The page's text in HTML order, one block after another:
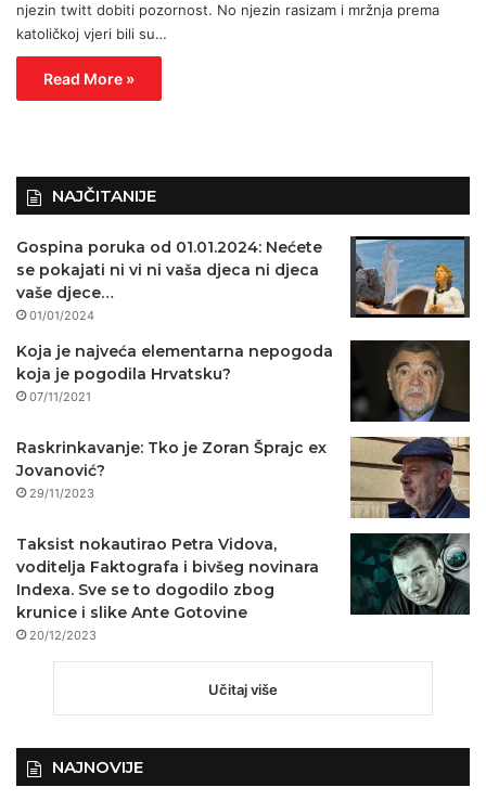
njezin twitt dobiti pozornost. No njezin rasizam i mržnja prema
katoličkoj vjeri bili su…
Read More »
NAJČITANIJE
Gospina poruka od 01.01.2024: Nećete
se pokajati ni vi ni vaša djeca ni djeca
vaše djece…
01/01/2024
Koja je najveća elementarna nepogoda
koja je pogodila Hrvatsku?
07/11/2021
Raskrinkavanje: Tko je Zoran Šprajc ex
Jovanović?
29/11/2023
Taksist nokautirao Petra Vidova,
voditelja Faktografa i bivšeg novinara
Indexa. Sve se to dogodilo zbog
krunice i slike Ante Gotovine
20/12/2023
Učitaj više
NAJNOVIJE